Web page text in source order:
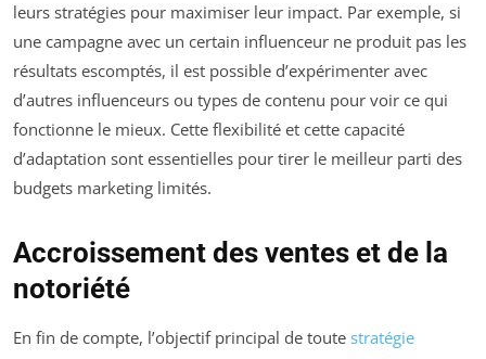
leurs stratégies pour maximiser leur impact. Par exemple, si
une campagne avec un certain influenceur ne produit pas les
résultats escomptés, il est possible d’expérimenter avec
d’autres influenceurs ou types de contenu pour voir ce qui
fonctionne le mieux. Cette flexibilité et cette capacité
d’adaptation sont essentielles pour tirer le meilleur parti des
budgets marketing limités.
Accroissement des ventes et de la
notoriété
En fin de compte, l’objectif principal de toute stratégie